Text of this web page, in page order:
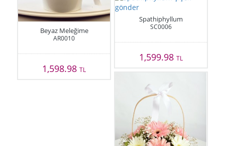
Beyaz Meleğime
AR0010
1,598.98TL
Spathiphyllum
SC0006
1,599.98 TL